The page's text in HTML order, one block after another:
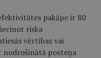
pakāpe ir 80
riska
vērtības vai
nodrošinātā posteņa